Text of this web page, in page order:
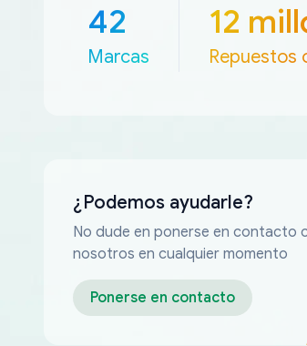
42
Marcas
12
Repuestos
¿Podemos ayudarle?
No dude en ponerse en contacto
nosotros en cualquier momento
Ponerse en contacto